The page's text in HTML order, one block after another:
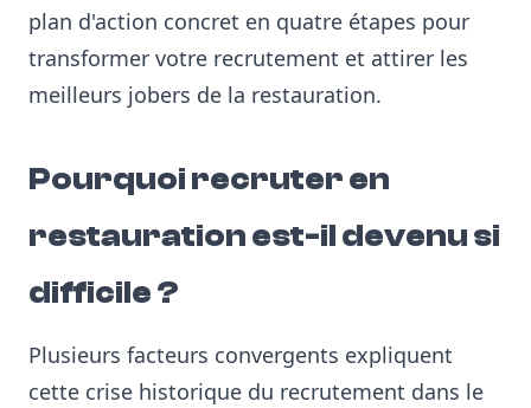
plan d'action concret en quatre étapes pour
transformer votre recrutement et attirer les
meilleurs jobers de la restauration.
Pourquoi recruter en
restauration est-il devenu si
difficile ?
Plusieurs facteurs convergents expliquent
cette crise historique du recrutement dans le